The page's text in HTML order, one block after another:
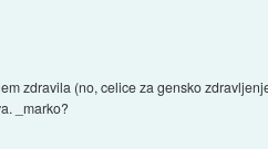
zdravila (no, celice za gensko
_marko?